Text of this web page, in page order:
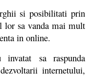
si posibilitati prin
lor sa vanda mai mult
in online.
sa raspunda
internetului,